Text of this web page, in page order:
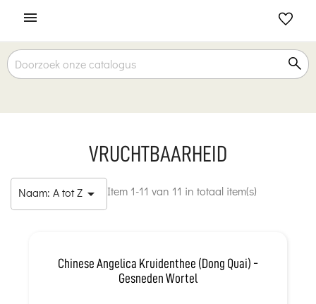

VRUCHTBAARHEID
Naam: A tot Z  Item 1-11 van 11 in totaal item(s)
Chinese Angelica Kruidenthee (Dong Quai) -
Gesneden Wortel